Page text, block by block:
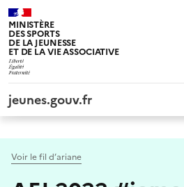
MINISTÈRE
DES SPORTS
DE LA JEUNESSE
ET DE LA VIE ASSOCIATIVE
jeunes.gouv.fr
Voir le fil d’ariane
Panneau de gestion des cookies